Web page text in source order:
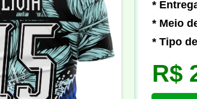
*
* Meio
* Tipo
R$